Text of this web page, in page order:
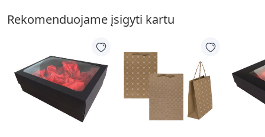
Rekomenduojame įsigyti kartu